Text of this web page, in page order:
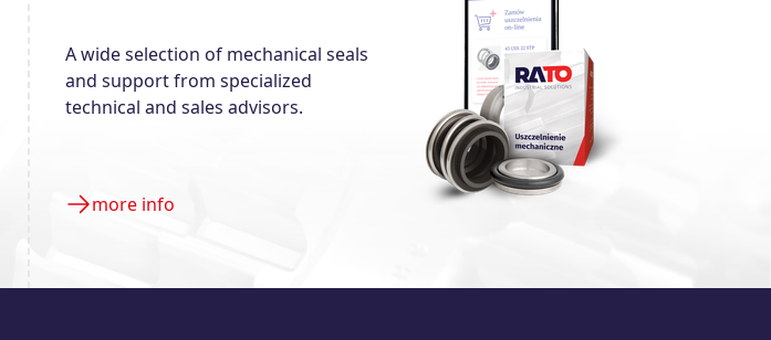
A wide selection of mechanical seals
and support from specialized
technical and sales advisors.
more info